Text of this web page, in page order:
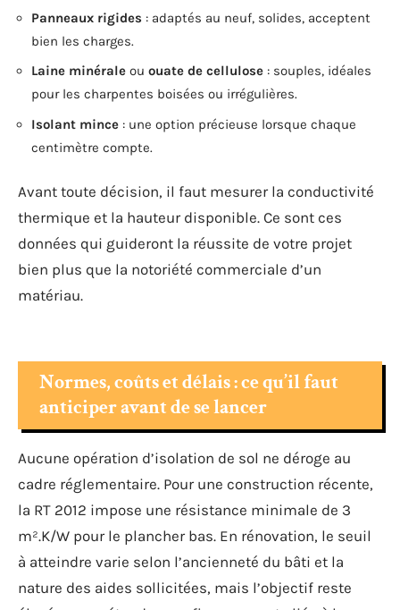
Panneaux rigides : adaptés au neuf, solides, acceptent
bien les charges.
Laine minérale ou ouate de cellulose : souples, idéales
pour les charpentes boisées ou irrégulières.
Isolant mince : une option précieuse lorsque chaque
centimètre compte.
Avant toute décision, il faut mesurer la conductivité
thermique et la hauteur disponible. Ce sont ces
données qui guideront la réussite de votre projet
bien plus que la notoriété commerciale d’un
matériau.
Normes, coûts et délais : ce qu’il faut
anticiper avant de se lancer
Aucune opération d’isolation de sol ne déroge au
cadre réglementaire. Pour une construction récente,
la RT 2012 impose une résistance minimale de 3
m².K/W pour le plancher bas. En rénovation, le seuil
à atteindre varie selon l’ancienneté du bâti et la
nature des aides sollicitées, mais l’objectif reste